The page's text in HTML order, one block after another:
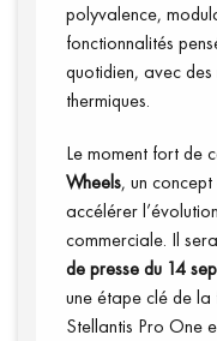
polyvalence,
fonctionnalités
quotidien, avec
thermiques.
Le moment fort de
Wheels, un
accélérer
commerciale. Il
de presse du 14
une étape clé de
Stellantis Pro One